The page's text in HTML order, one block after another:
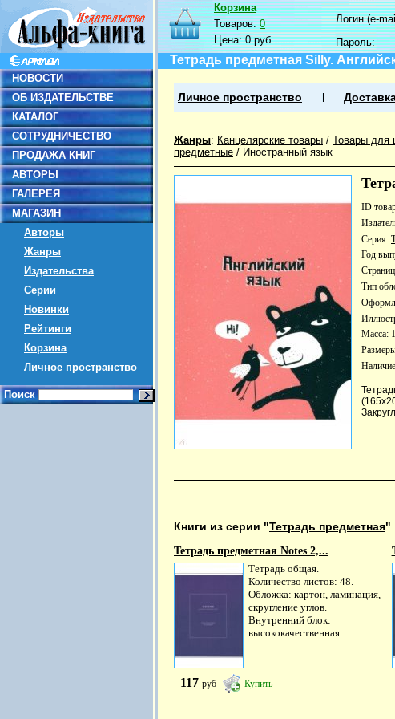
НОВОСТИ
ОБ ИЗДАТЕЛЬСТВЕ
КАТАЛОГ
СОТРУДНИЧЕСТВО
ПРОДАЖА КНИГ
АВТОРЫ
ГАЛЕРЕЯ
МАГАЗИН
Авторы
Жанры
Издательства
Серии
Новинки
Рейтинги
Корзина
Личное пространство
Поиск
Корзина
Товаров:0
Цена:0 руб.
Логин (e-
Пароль:
Тетрадь предметная Silly.
Личное пространство
Жанры: Канцелярские товары / Товары для
предметные / Иностранный язык
ID
Серия:
Год
Тип
Масса:
Книги из серии "Тетрадь предметная"
Тетрадь предметная Notes 2,...
Тетрадь общая.
Количество листов: 48.
Обложка: картон, ламинация,
скругление углов.
Внутренний блок:
высококачественная...
117 руб Купить